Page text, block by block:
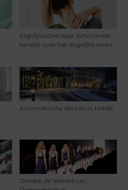
Ergofysiotherapie: functioneel
herstel voor het dagelijks leven
Automatische deuren in hotels
Ontdek de Wereld van